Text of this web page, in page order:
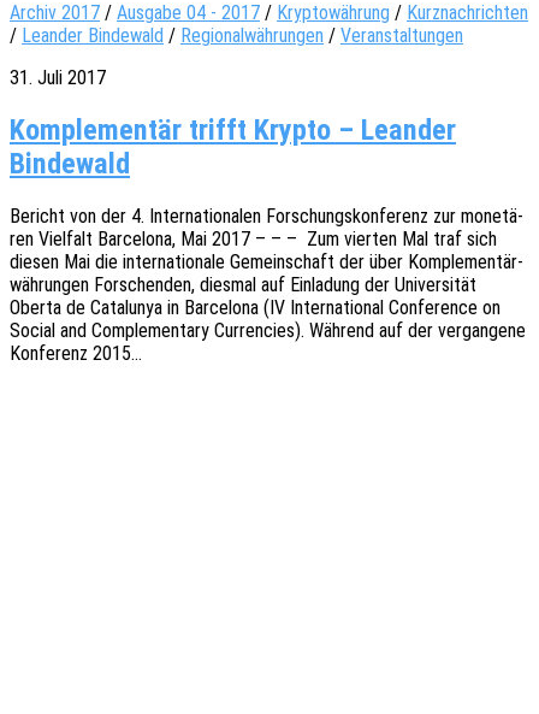
Archiv 2017 / Ausgabe 04 - 2017 / Kryptowährung / Kurznachrichten
/ Leander Bindewald / Regionalwährungen / Veranstaltungen
31. Juli 2017
Komplementär trifft Krypto – Leander
Bindewald
Bericht von der 4. Inter­na­tio­na­len Forschungs­kon­fe­renz zur mone­tä­
ren Viel­falt Barce­lo­na, Mai 2017 – – – Zum vier­ten Mal traf sich
diesen Mai die inter­na­tio­na­le Gemein­schaft der über Komple­men­tär­
wäh­run­gen Forschen­den, dies­mal auf Einla­dung der Univer­si­tät
Oberta de Cata­lu­nya in Barce­lo­na (IV Inter­na­tio­nal Confe­rence on
Social and Comple­men­ta­ry Curren­ci­es). Während auf der vergan­ge­ne
Konfe­renz 2015…